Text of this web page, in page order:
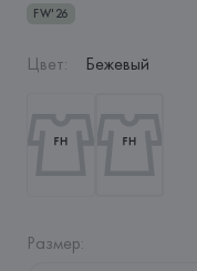
FW'26
Цвет: Бежевый
Размер: